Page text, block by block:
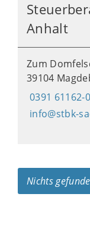
Anhalt
Zum
39104
0391 61162-0
info@stbk-
Nichts